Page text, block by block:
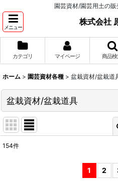
園芸資材/園芸用土の販
メニュー
株式会社
カテゴリ マイページ 商品
ホーム > 園芸資材各種 > 盆栽資材/盆栽道
盆栽資材/盆栽道具
154件
1 2